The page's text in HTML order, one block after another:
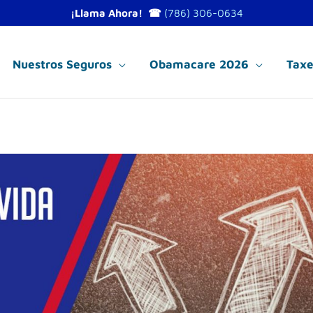
¡Llama Ahora! ☎ (786) 306-0634
Nuestros Seguros Obamacare 2026